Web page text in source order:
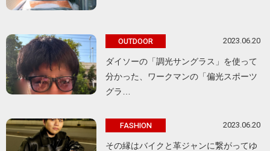
OUTDOOR 2023.06.20
ダイソーの「調光サングラス」を使って
分かった、ワークマンの「偏光スポーツ
グラ…
FASHION 2023.06.20
その縁はバイクと革ジャンに繋がってゆ